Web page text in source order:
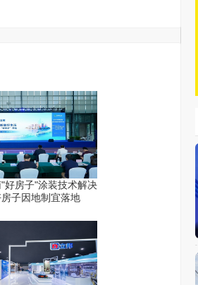
好房子"涂装技术解决
子因地制宜落地